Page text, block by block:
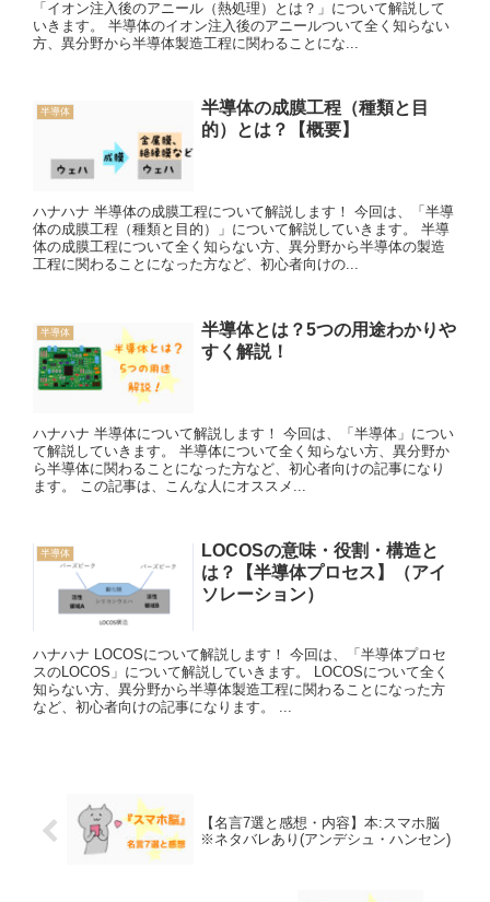
「イオン注入後のアニール（熱処理）とは？」について解説して
いきます。 半導体のイオン注入後のアニールついて全く知らない
方、異分野から半導体製造工程に関わることにな...
半導体
半導体の成膜工程（種類と目
的）とは？【概要】
ハナハナ 半導体の成膜工程について解説します！ 今回は、「半導
体の成膜工程（種類と目的）」について解説していきます。 半導
体の成膜工程について全く知らない方、異分野から半導体の製造
工程に関わることになった方など、初心者向けの...
半導体
半導体とは？5つの用途わかりや
すく解説！
ハナハナ 半導体について解説します！ 今回は、「半導体」につい
て解説していきます。 半導体について全く知らない方、異分野か
ら半導体に関わることになった方など、初心者向けの記事になり
ます。 この記事は、こんな人にオススメ...
半導体
LOCOSの意味・役割・構造と
は？【半導体プロセス】（アイ
ソレーション）
ハナハナ LOCOSについて解説します！ 今回は、「半導体プロセ
スのLOCOS」について解説していきます。 LOCOSについて全く
知らない方、異分野から半導体製造工程に関わることになった方
など、初心者向けの記事になります。 ...
【名言7選と感想・内容】本:スマホ脳
※ネタバレあり(アンデシュ・ハンセン)